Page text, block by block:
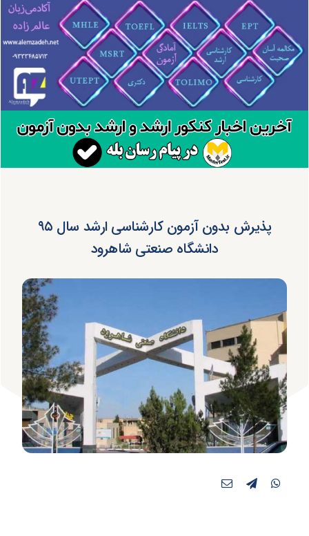
پذیرش بدون آزمون کارشناسی ارشد سال ۹۵
دانشگاه صنعتی شاهرود